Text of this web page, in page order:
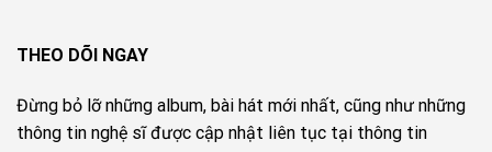
THEO DÕI NGAY
Đừng bỏ lỡ những album, bài hát mới nhất, cũng như những
thông tin nghệ sĩ được cập nhật liên tục tại thông tin